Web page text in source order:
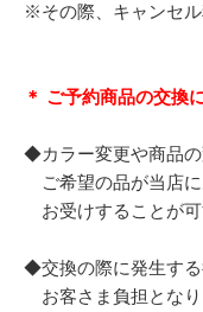
※その際、キャンセル
＊ ご予約商品の交換
◆カラー変更や商品の
ご希望の品が当店に
お受けすることが可
◆交換の際に発生す
お客さま負担となり